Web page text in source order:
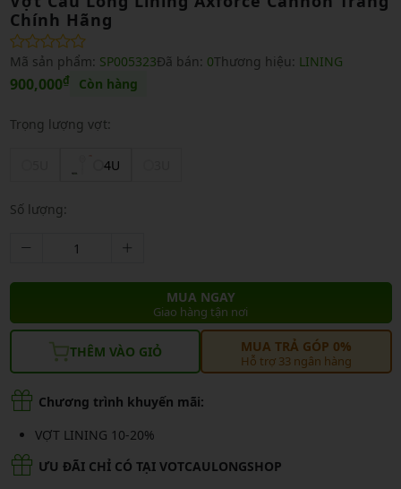
Chính Hãng
Mã sản phẩm: SP005323Đã bán: 0Thương hiệu: LINING
900,000₫ Còn hàng
Trọng lượng vợt:
4U
Số lượng:
MUA NGAY
Giao hàng tận nơi
THÊM VÀO GIỎ MUA TRẢ GÓP 0%
Hỗ trợ 33 ngân hàng
Chương trình khuyến mãi:
VỢT LINING 10-20%
ƯU ĐÃI CHỈ CÓ TẠI VOTCAULONGSHOP